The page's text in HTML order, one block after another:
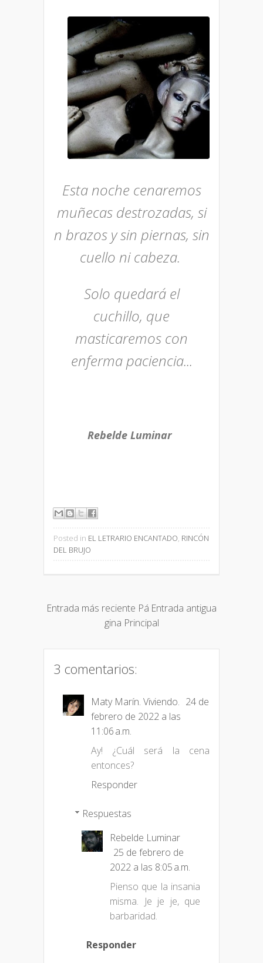
Esta noche cenaremos
muñecas destrozadas, si
n brazos y sin piernas, sin
cuello ni cabeza.
Solo quedará el
cuchillo, que
masticaremos con
enferma paciencia...
Rebelde Luminar
Posted in EL LETRARIO ENCANTADO, RINCÓN
DEL BRUJO
Entrada más reciente Entrada antigua
Pá
gina Principal
3 comentarios:
Maty Marín. Viviendo. 24 de
febrero de 2022 a las
11:06 a.m.
Ay! ¿Cuál será la cena
entonces?
Responder
Respuestas
Rebelde Luminar
25 de febrero de
2022 a las 8:05 a.m.
Pienso que la insania
misma. Je je je, que
barbaridad.
Responder